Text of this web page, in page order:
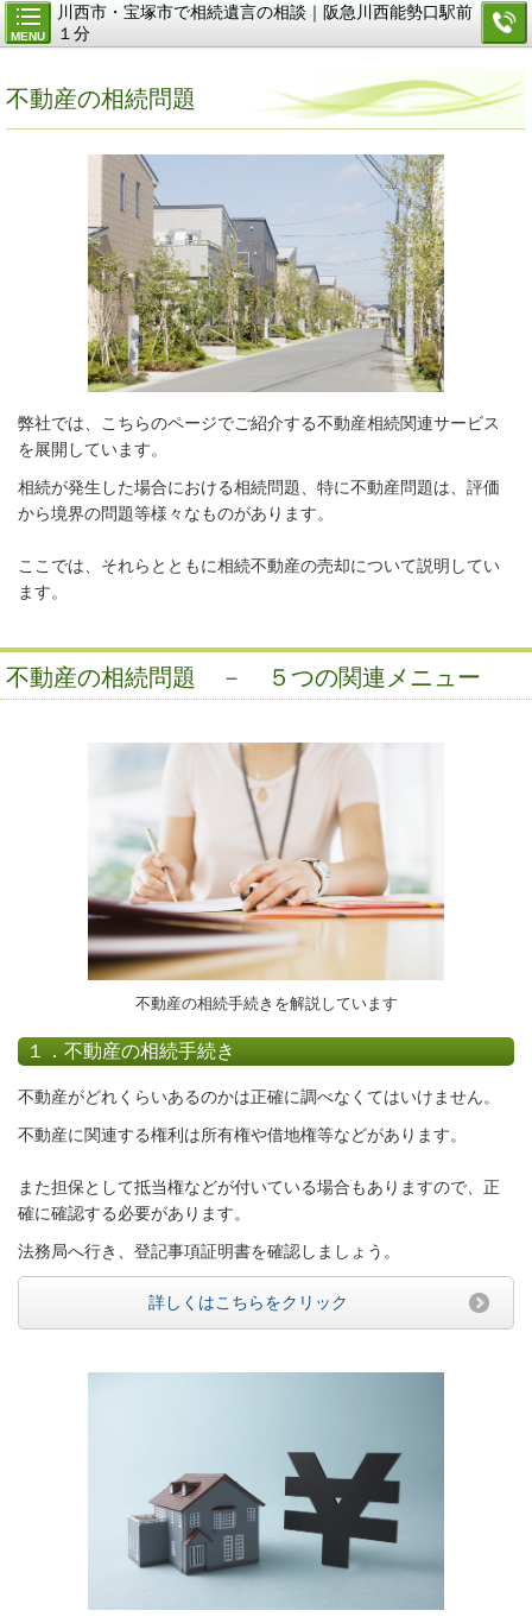
MENU
川西市・宝塚市で相続遺言の相談｜阪急川西能勢口駅前
１分
不動産の相続問題
弊社では、こちらのページでご紹介する不動産相続関連サービス
を展開しています。
相続が発生した場合における相続問題、特に不動産問題は、評価
から境界の問題等様々なものがあります。
ここでは、それらとともに相続不動産の売却について説明してい
ます。
不動産の相続問題 － ５つの関連メニュー
不動産の相続手続きを解説しています
１．不動産の相続手続き
不動産がどれくらいあるのかは正確に調べなくてはいけません。
不動産に関連する権利は所有権や借地権等などがあります。
また担保として抵当権などが付いている場合もありますので、正
確に確認する必要があります。
法務局へ行き、登記事項証明書を確認しましょう。
詳しくはこちらをクリック